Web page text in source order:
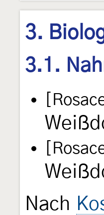
3.
3.1.
Nach